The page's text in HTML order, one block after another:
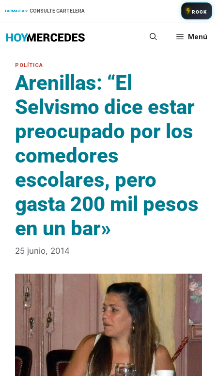
FARMACIAS: CONSULTE CARTELERA ROCK
Menú
Arenillas: “El
Selvismo dice estar
preocupado por los
comedores
escolares, pero
gasta 200 mil pesos
en un bar»
25 junio, 2014